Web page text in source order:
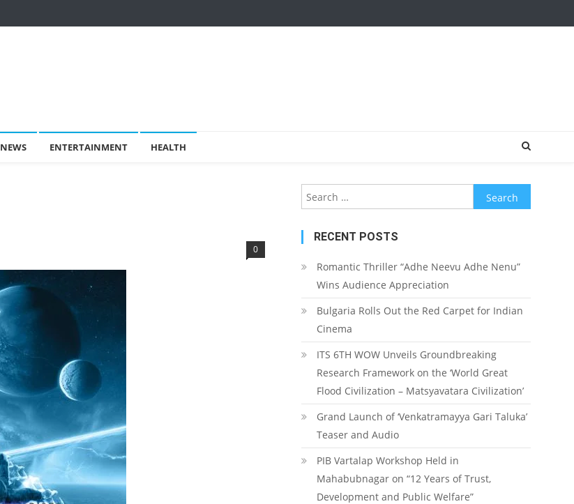
ENTERTAINMENT HEALTH
0
Search for:
RECENT POSTS
Romantic Thriller “Adhe Neevu Adhe Nenu”
Wins Audience Appreciation
Bulgaria Rolls Out the Red Carpet for Indian
Cinema
ITS 6TH WOW Unveils Groundbreaking
Research Framework on the ‘World Great
Flood Civilization – Matsyavatara Civilization’
Grand Launch of ‘Venkatramayya Gari Taluka’
Teaser and Audio
PIB Vartalap Workshop Held in
Mahabubnagar on “12 Years of Trust,
Development and Public Welfare”